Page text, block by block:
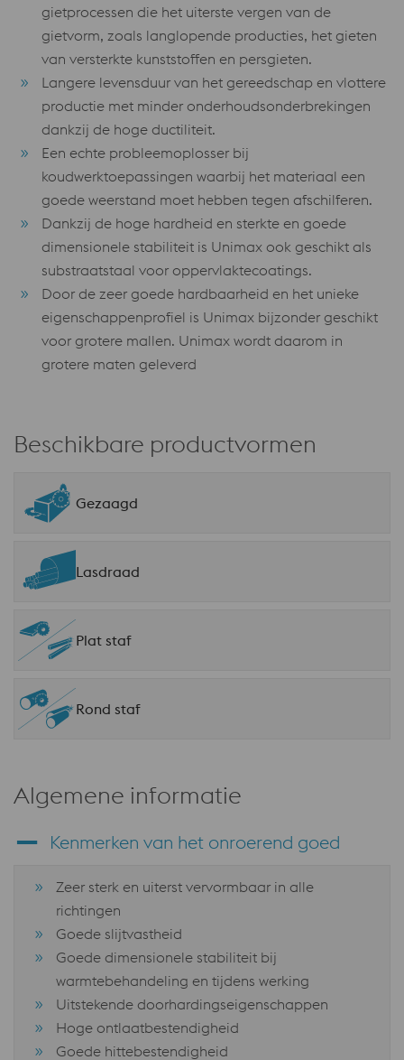
gietprocessen die het uiterste vergen van de
gietvorm, zoals langlopende producties, het gieten
van versterkte kunststoffen en persgieten.
Langere levensduur van het gereedschap en vlottere
productie met minder onderhoudsonderbrekingen
dankzij de hoge ductiliteit.
Een echte probleemoplosser bij
koudwerktoepassingen waarbij het materiaal een
goede weerstand moet hebben tegen afschilferen.
Dankzij de hoge hardheid en sterkte en goede
dimensionele stabiliteit is Unimax ook geschikt als
substraatstaal voor oppervlaktecoatings.
Door de zeer goede hardbaarheid en het unieke
eigenschappenprofiel is Unimax bijzonder geschikt
voor grotere mallen. Unimax wordt daarom in
grotere maten geleverd
Beschikbare productvormen
Gezaagd
Lasdraad
Plat staf
Rond staf
Algemene informatie
Kenmerken van het onroerend goed
Zeer sterk en uiterst vervormbaar in alle
richtingen
Goede slijtvastheid
Goede dimensionele stabiliteit bij
warmtebehandeling en tijdens werking
Uitstekende doorhardingseigenschappen
Hoge ontlaatbestendigheid
Goede hittebestendigheid